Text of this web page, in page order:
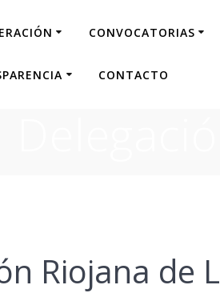
CONVOCATORIAS
CONTACTO
Riojana de